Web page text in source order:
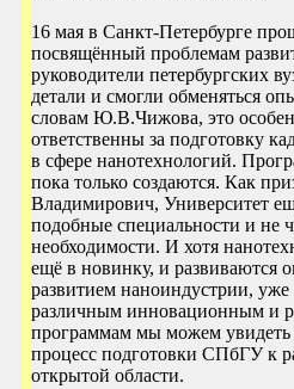
16 мая в Санкт-Петербурге
посвящённый проблемам
руководители петербургских
детали и смогли обменяться
словам Ю.В.Чижова, это
ответственны за подготовку
в сфере нанотехнологий.
пока только создаются. Как
Владимирович, Университет
подобные специальности и не
необходимости. И хотя
ещё в новинку, и развиваются
развитием наноиндустрии, уже
различным инновационным и
программам мы можем
процесс подготовки СПбГУ к
открытой области.